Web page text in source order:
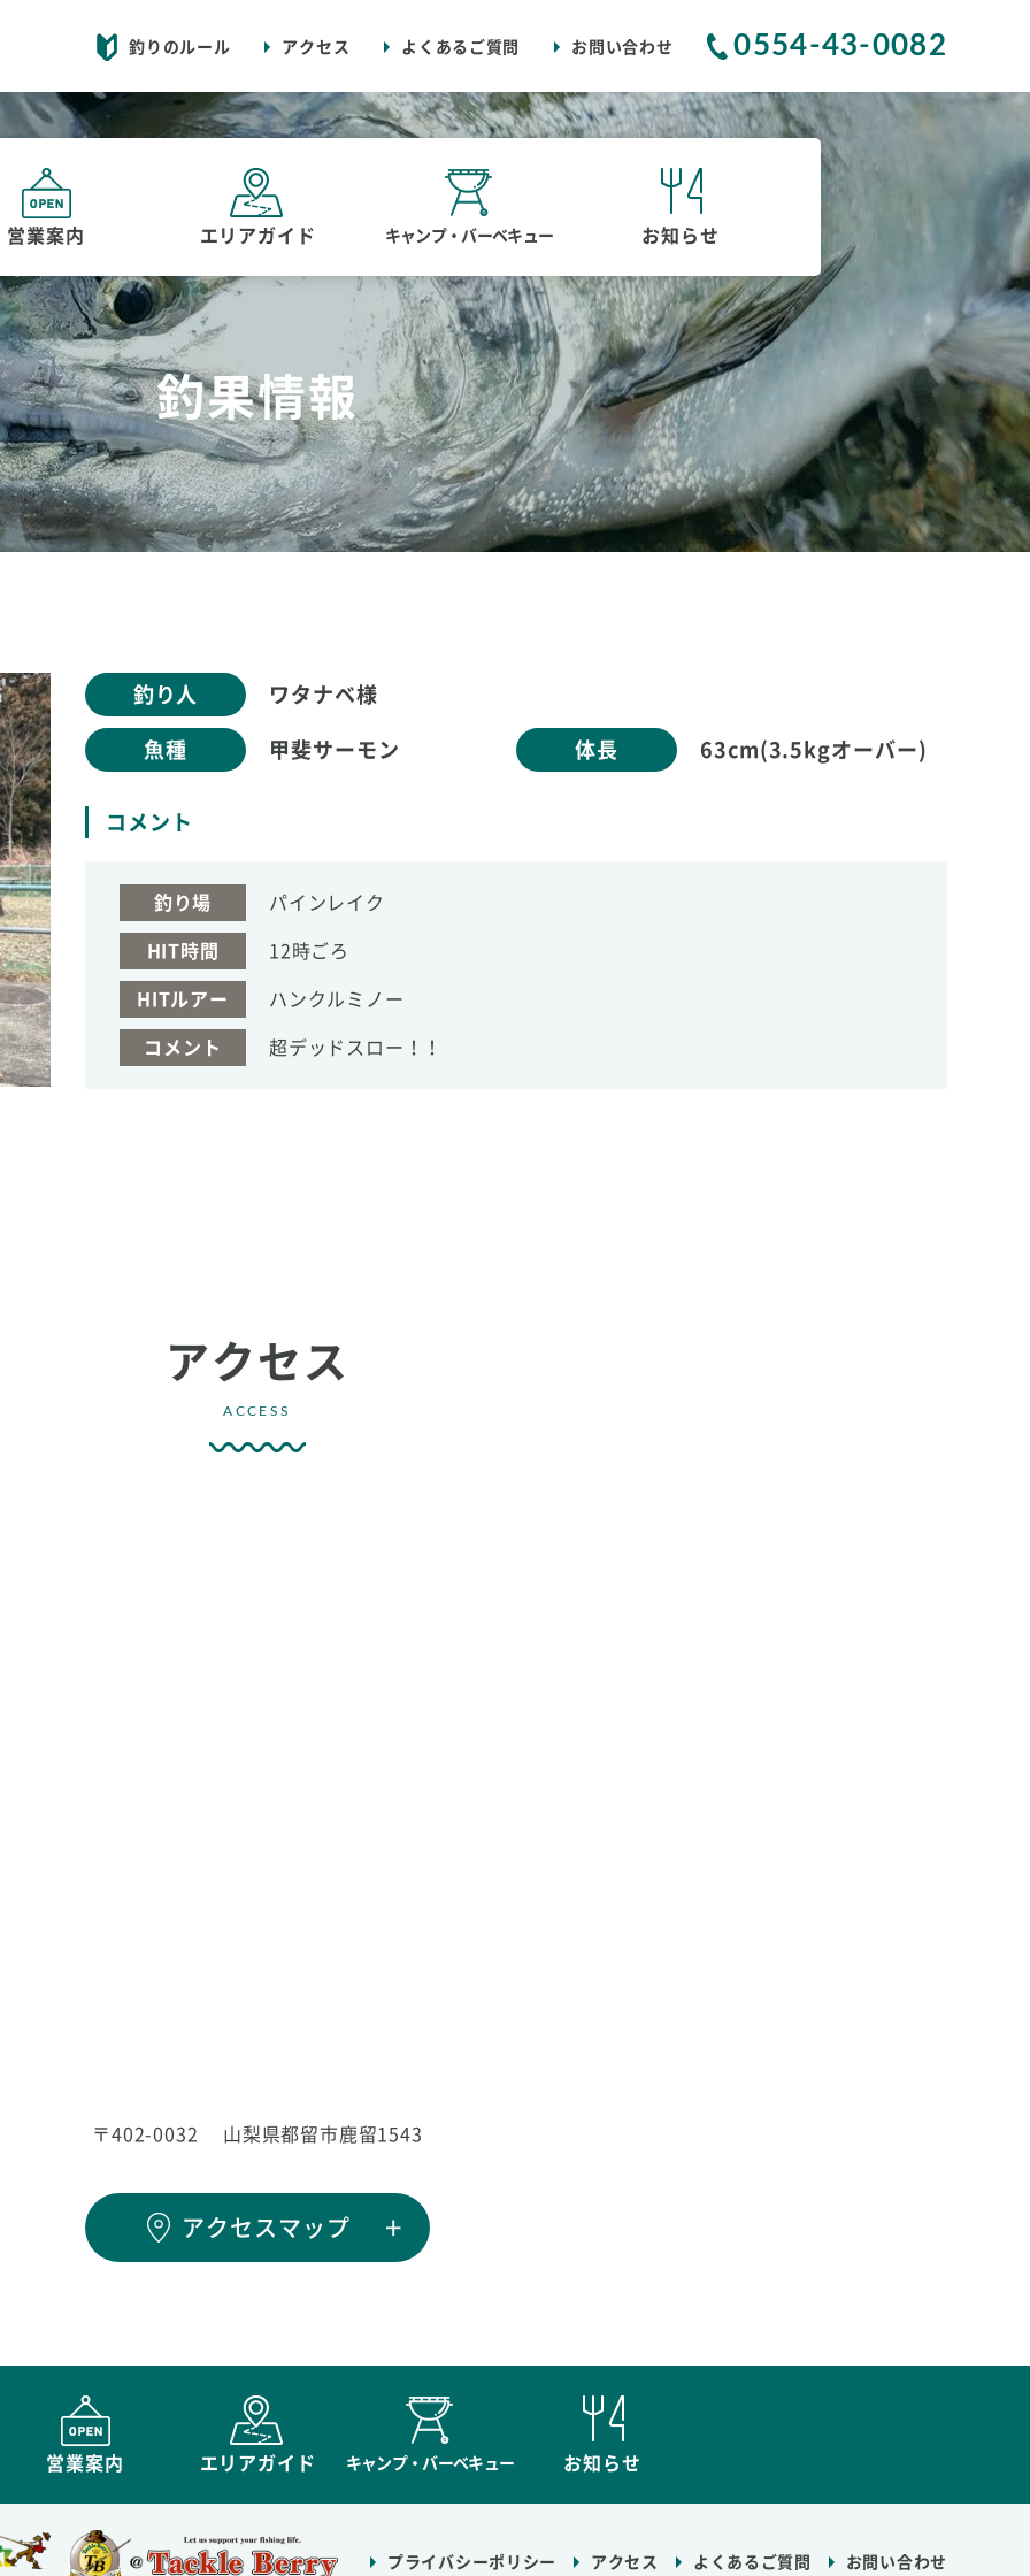
釣りのルール アクセス よくあるご質問 お問い合わせ 0554-43-0082
営業案内 エリアガイド キャンプ・バーベキュー お知らせ
釣果情報
釣り人 ワタナベ様
魚種 甲斐サーモン 体長 63cm(3.5kgオーバー)
コメント
釣り場 パインレイク
HIT時間 12時ごろ
HITルアー ハンクルミノー
コメント 超デッドスロー！！
アクセス
ACCESS
〒402-0032 山梨県都留市鹿留1543
アクセスマップ
営業案内 エリアガイド キャンプ・バーベキュー お知らせ
プライバシーポリシー アクセス よくあるご質問 お問い合わせ